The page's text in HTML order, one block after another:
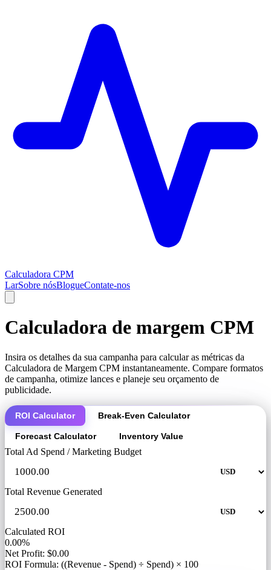
Calculadora CPM
LarSobre nósBlogueContate-nos
Calculadora de margem CPM
Insira os detalhes da sua campanha para calcular as métricas da
Calculadora de Margem CPM instantaneamente. Compare formatos
de campanha, otimize lances e planeje seu orçamento de
publicidade.
ROI Calculator Break-Even Calculator
Forecast Calculator Inventory Value
Total Ad Spend / Marketing Budget
Total Revenue Generated
Calculated ROI
0.00%
Net Profit: $0.00
ROI Formula: ((Revenue - Spend) ÷ Spend) × 100